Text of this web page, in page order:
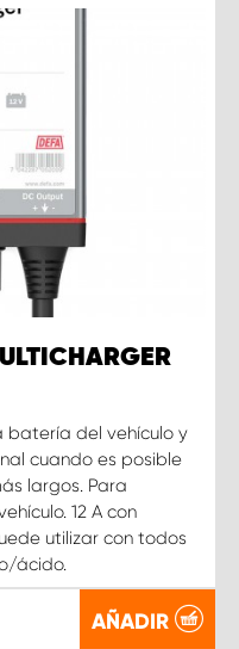
batería del vehículo y
cuando es posible
largos. Para
12 A con
utilizar con todos
ácido.
AÑADIR